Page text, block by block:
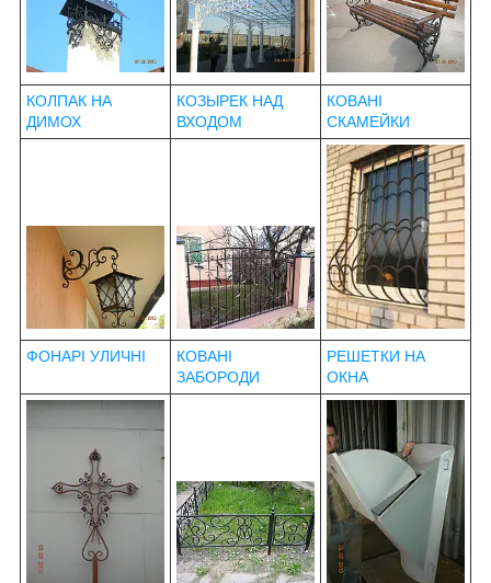
КОЛПАК НА
ДИМОХ
КОЗЫРЕК НАД
ВХОДОМ
КОВАНІ
СКАМЕЙКИ
ФОНАРІ УЛИЧНІ
КОВАНІ
ЗАБОРОДИ
РЕШЕТКИ НА
ОКНА